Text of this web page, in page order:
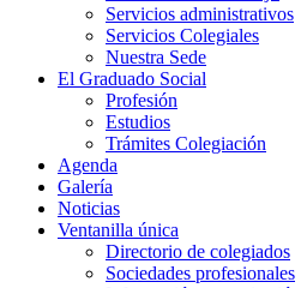
Servicios administrativos
Servicios Colegiales
Nuestra Sede
El Graduado Social
Profesión
Estudios
Trámites Colegiación
Agenda
Galería
Noticias
Ventanilla única
Directorio de colegiados
Sociedades profesionales